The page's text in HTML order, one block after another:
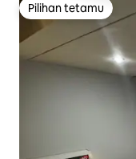
Pilihan tetamu
Pilihan tetamu